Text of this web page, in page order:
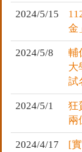
2024/5/15
金
2024/5/8
輔
大
試
2024/5/1
狂
兩
2024/4/17
[